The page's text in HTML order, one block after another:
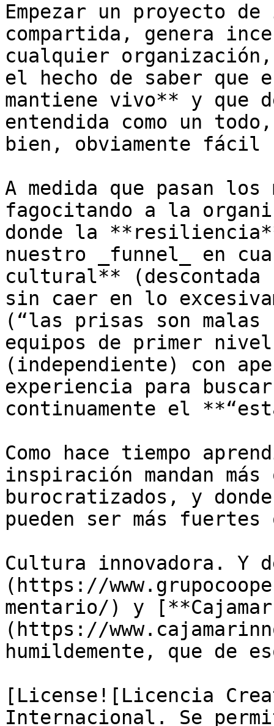
Empezar un proyecto
compartida, genera
cualquier
el hecho de saber que
mantiene vivo** y que
entendida como un
bien, obviamente fácil
A medida que pasan
fagocitando a la
donde la
nuestro _funnel_ en
cultural**
sin caer en lo
(“las prisas son malas
equipos de primer
(independiente) con
experiencia para
continuamente el
Como hace tiempo
inspiración mandan
burocratizados, y
pueden ser más
Cultura innovadora. Y
(https://
mentario/) y
(https://
humildemente, que de
[License![Licencia
Internacional. Se